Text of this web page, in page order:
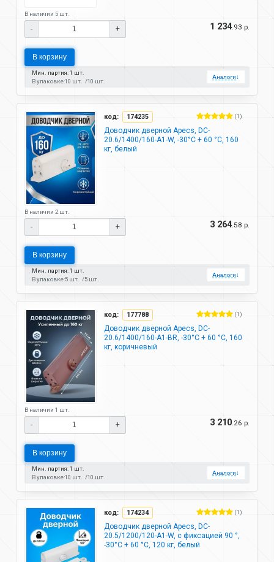
В наличии 5 шт.
- + 1 234.93 р.
В корзину
Мин. партия: 1 шт.
В упаковке:10 шт. 10 шт.
Аналоги↓
код: 174235 (1)
Доводчик дверной Apecs, DC-
20.6/1400/160-A1-W, -30°C + 60 °C, 160
кг, белый
В наличии 2 шт.
- + 3 264.58 р.
В корзину
Мин. партия: 1 шт.
В упаковке:5 шт. 5 шт.
Аналоги↓
код: 177788 (1)
Доводчик дверной Apecs, DC-
20.6/1400/160-А1-BR, -30°C + 60 °C, 160
кг, коричневый
В наличии 1 шт.
- + 3 210 .26 р.
В корзину
Мин. партия: 1 шт.
В упаковке:10 шт. 10 шт.
Аналоги↓
код: 174234 (1)
Доводчик дверной Apecs, DC-
20.5/1200/120-A1-W, с фиксацией 90 °,
-30°C + 60 °C, 120 кг, белый